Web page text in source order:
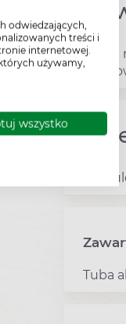
odwiedzających,
treści i
internetowej.
używamy,
wszystko
- kilka
-
Tuba